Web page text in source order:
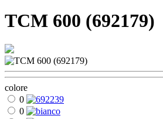
ТСМ 600 (692179)
colore
0
0